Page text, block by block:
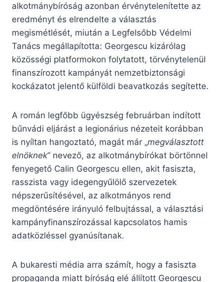
alkotmánybíróság azonban érvénytelenítette az
eredményt és elrendelte a választás
megismétlését, miután a Legfelsőbb Védelmi
Tanács megállapította: Georgescu kizárólag
közösségi platformokon folytatott, törvénytelenül
finanszírozott kampányát nemzetbiztonsági
kockázatot jelentő külföldi beavatkozás segítette.
A román legfőbb ügyészség februárban indított
bűnvádi eljárást a legionárius nézeteit korábban
is nyíltan hangoztató, magát már „megválasztott
elnöknek” nevező, az alkotmánybírókat börtönnel
fenyegető Calin Georgescu ellen, akit fasiszta,
rasszista vagy idegengyűlölő szervezetek
népszerűsítésével, az alkotmányos rend
megdöntésére irányuló felbujtással, a választási
kampányfinanszírozással kapcsolatos hamis
adatközléssel gyanúsítanak.
A bukaresti média arra számít, hogy a fasiszta
propaganda miatt bíróság elé állított Georgescu